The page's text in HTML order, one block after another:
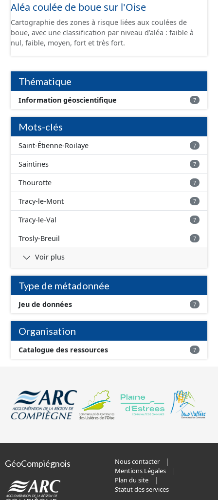
faible - inondations de cave, avec une fiabilité forte -
inondations de cave, avec une fiabilité moyenne -
inondations de cave, avec une fiabilité faible -
inondations de cave, avec une fiabilité inconnue -
absence d'inondation, avec une fiabilité forte - absence
d'inondation, avec une fiabilité faible - absence
d'inondation, avec une fiabilité inconnue
Aléa coulée de boue sur l'Oise
Cartographie des zones à risque liées aux coulées de
boue, avec une classification par niveau d’aléa : faible à
nul, faible, moyen, fort et très fort.
Thématique
Information géoscientifique 7
Mots-clés
Saint-Étienne-Roilaye 7
Saintines 7
Thourotte 7
Tracy-le-Mont 7
Tracy-le-Val 7
Trosly-Breuil 7
Voir plus
Type de métadonnée
Jeu de données 7
Organisation
Catalogue des ressources 7
GéoCompiégnois
Nous contacter
Mentions Légales
Plan du site
Statut des services